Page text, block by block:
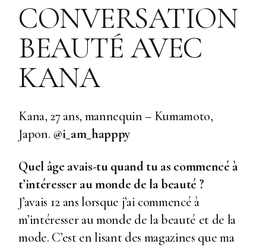
CONVERSATION
BEAUTÉ AVEC
KANA
Kana, 27 ans, mannequin – Kumamoto,
Japon. @i_am_happpy
Quel âge avais-tu quand tu as commencé à
t’intéresser au monde de la beauté ?
J’avais 12 ans lorsque j’ai commencé à
m’intéresser au monde de la beauté et de la
mode. C’est en lisant des magazines que ma